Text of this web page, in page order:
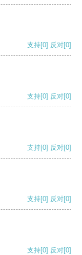
支持[0] 反对[0]
支持[0] 反对[0]
支持[0] 反对[0]
支持[0] 反对[0]
支持[0] 反对[0]